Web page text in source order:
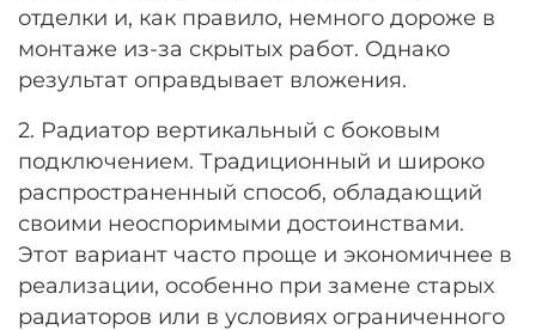
отделки и, как правило, немного дороже в
монтаже из-за скрытых работ. Однако
результат оправдывает вложения.
2. Радиатор вертикальный с боковым
подключением. Традиционный и широко
распространенный способ, обладающий
своими неоспоримыми достоинствами.
Этот вариант часто проще и экономичнее в
реализации, особенно при замене старых
радиаторов или в условиях ограниченного